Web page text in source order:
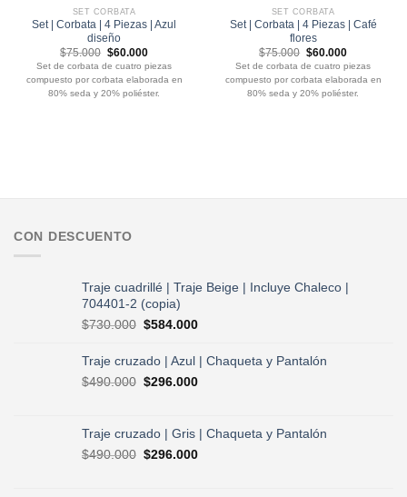
SET CORBATA
Set | Corbata | 4 Piezas | Azul
diseño
$75.000 El
precio
original
era:
$75.000.
$60.000El
precio
actual
es:
$60.000.
Set de corbata de cuatro piezas
compuesto por corbata elaborada en
80% seda y 20% poliéster.
SET CORBATA
Set | Corbata | 4 Piezas | Café
flores
$75.000 El
precio
original
era:
$75.000.
$60.000El
precio
actual
es:
$60.000.
Set de corbata de cuatro piezas
compuesto por corbata elaborada en
80% seda y 20% poliéster.
CON DESCUENTO
Traje cuadrillé | Traje Beige | Incluye Chaleco |
704401-2 (copia)
$730.000 El
original
era:
$730.000.
$584.000El
actual
es:
Traje cruzado | Azul | Chaqueta y Pantalón
$490.000 El
era:
$490.000.
$296.000El
es:
Traje cruzado | Gris | Chaqueta y Pantalón
$490.000 El
$296.000El